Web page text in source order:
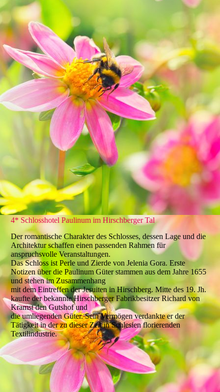
4* Schlosshotel Paulinum im Hirschberger Tal
Der romantische Charakter des Schlosses, dessen Lage und die
Architektur schaffen einen passenden Rahmen für
anspruchsvolle Veranstaltungen.
Das Schloss ist Perle und Zierde von Jelenia Gora. Erste
Notizen über die Paulinum Güter stammen aus dem Jahre 1655
und stehen im Zusammenhang
mit dem Eintreffen der Jesuiten in Hirschberg. Mitte des 19. Jh.
kaufte der bekannte Hirschberger Fabrikbesitzer Richard von
Kramst den Gutshof und
die umliegenden Güter. Sein Vermögen verdankte er der
Tätigkeit in der zu dieser Zeit in Schlesien florierenden
Textilindustrie.